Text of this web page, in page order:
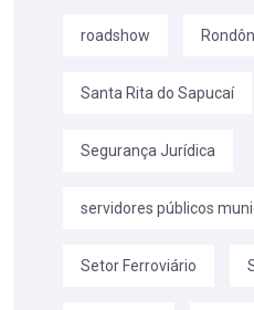
roadshow
Santa Rita do Sapucaí
Segurança Jurídica
servidores públicos
Setor Ferroviário